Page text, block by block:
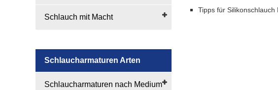
Schlauch mit Macht
Schlaucharmaturen Arten
Schlaucharmaturen nach Medium
Tipps für Silikonschlauch